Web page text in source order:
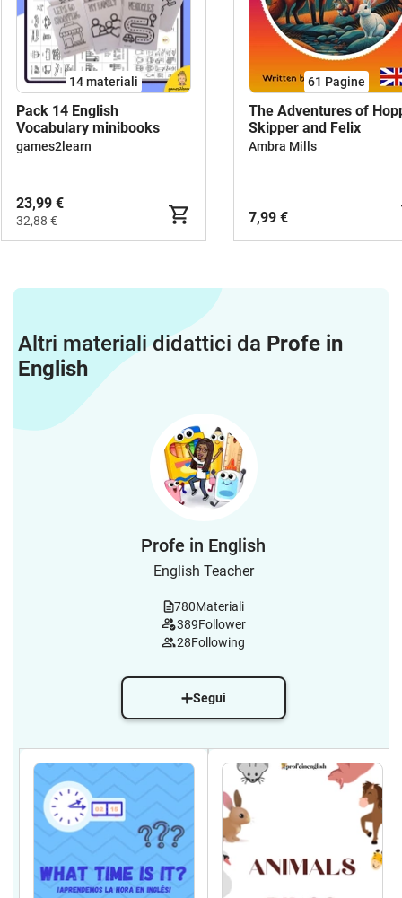
14 materiali
Pack 14 English
Vocabulary minibooks
games2learn
23,99 €
32,88 €
61 Pagine
The Adventures of
Skipper and Felix
Ambra Mills
7,99 €
Altri materiali didattici da Profe in
English
Profe in English
English Teacher
780Materiali
389Follower
28Following
Segui